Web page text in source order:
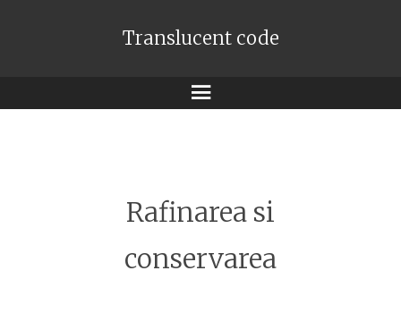
Translucent code
Meniu
Rafinarea si
conservarea